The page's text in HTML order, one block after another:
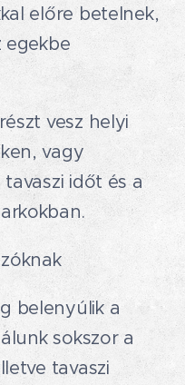
előre betelnek,
egekbe
vesz helyi
vagy
időt és a
belenyúlik a
sokszor a
tavaszi